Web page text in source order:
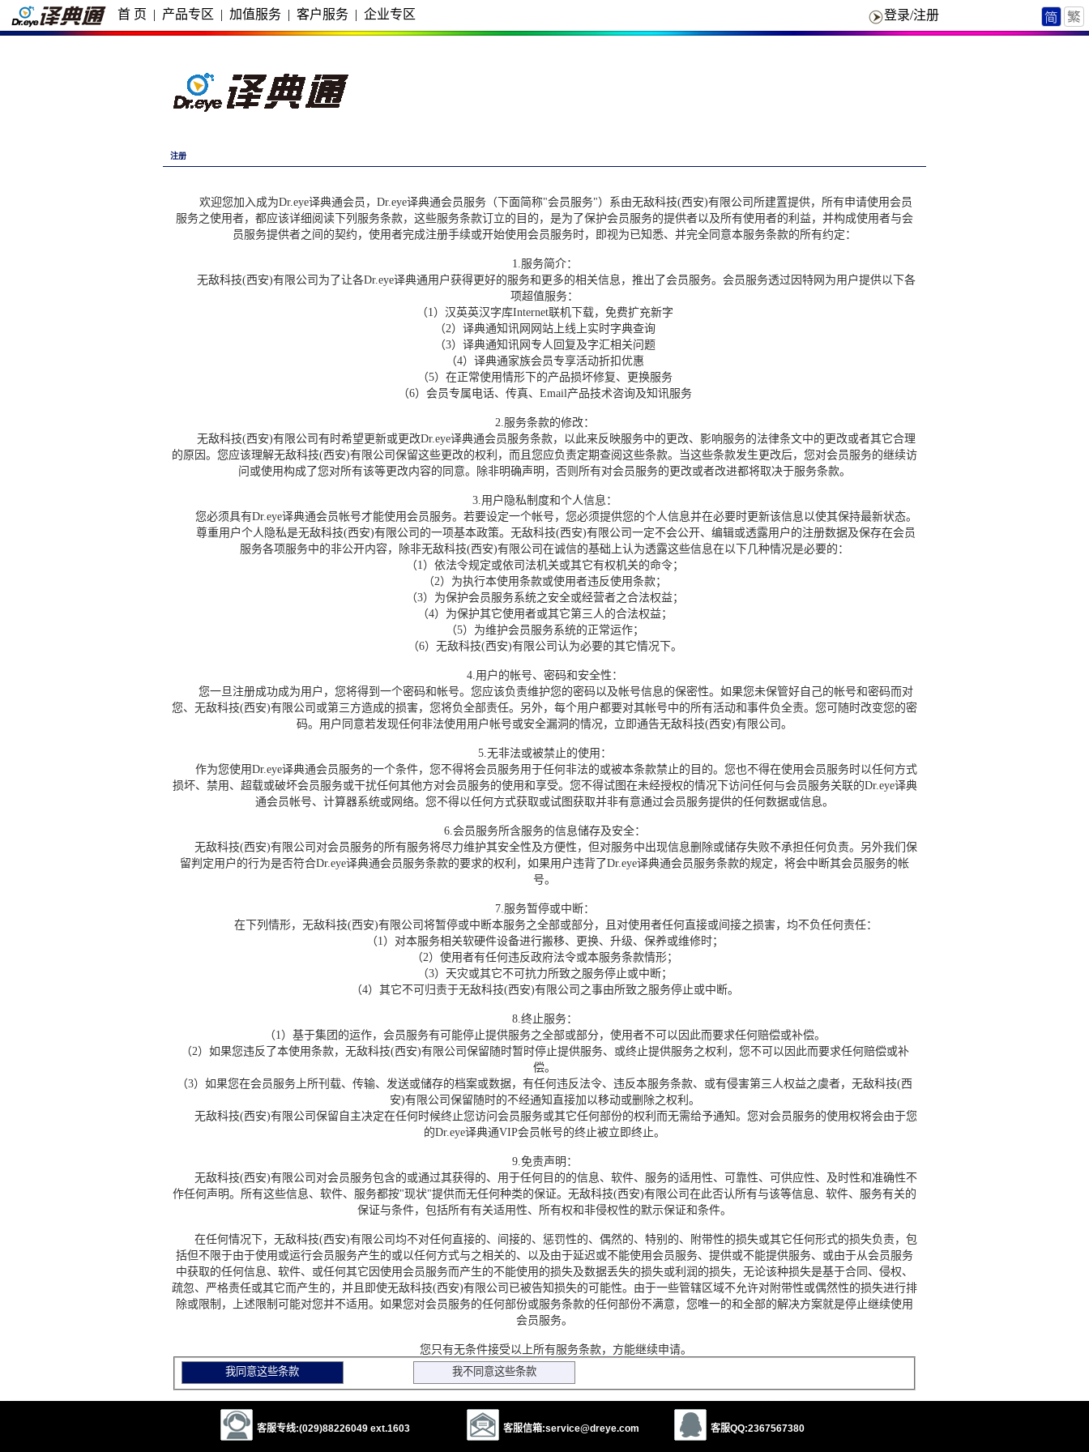
首 页 | 产品专区 | 加值服务 | 客户服务 | 企业专区 登录/注册
注册
欢迎您加入成为Dr.eye译典通会员，Dr.eye译典通会员服务（下面简称"会员服务"）系由无敌科技(西安)有限公司所建置提供，所有申请使用会员
服务之使用者，都应该详细阅读下列服务条款，这些服务条款订立的目的，是为了保护会员服务的提供者以及所有使用者的利益，并构成使用者与会
员服务提供者之间的契约，使用者完成注册手续或开始使用会员服务时，即视为已知悉、并完全同意本服务条款的所有约定：
1.服务简介：
无敌科技(西安)有限公司为了让各Dr.eye译典通用户获得更好的服务和更多的相关信息，推出了会员服务。会员服务透过因特网为用户提供以下各
项超值服务：
（1）汉英英汉字库Internet联机下载，免费扩充新字
（2）译典通知讯网网站上线上实时字典查询
（3）译典通知讯网专人回复及字汇相关问题
（4）译典通家族会员专享活动折扣优惠
（5）在正常使用情形下的产品损坏修复、更换服务
（6）会员专属电话、传真、Email产品技术咨询及知讯服务
2.服务条款的修改：
无敌科技(西安)有限公司有时希望更新或更改Dr.eye译典通会员服务条款，以此来反映服务中的更改、影响服务的法律条文中的更改或者其它合理
的原因。您应该理解无敌科技(西安)有限公司保留这些更改的权利，而且您应负责定期查阅这些条款。当这些条款发生更改后，您对会员服务的继续访
问或使用构成了您对所有该等更改内容的同意。除非明确声明，否则所有对会员服务的更改或者改进都将取决于服务条款。
3.用户隐私制度和个人信息：
您必须具有Dr.eye译典通会员帐号才能使用会员服务。若要设定一个帐号，您必须提供您的个人信息并在必要时更新该信息以使其保持最新状态。
尊重用户个人隐私是无敌科技(西安)有限公司的一项基本政策。无敌科技(西安)有限公司一定不会公开、编辑或透露用户的注册数据及保存在会员
服务各项服务中的非公开内容，除非无敌科技(西安)有限公司在诚信的基础上认为透露这些信息在以下几种情况是必要的：
（1）依法令规定或依司法机关或其它有权机关的命令；
（2）为执行本使用条款或使用者违反使用条款；
（3）为保护会员服务系统之安全或经营者之合法权益；
（4）为保护其它使用者或其它第三人的合法权益；
（5）为维护会员服务系统的正常运作；
（6）无敌科技(西安)有限公司认为必要的其它情况下。
4.用户的帐号、密码和安全性：
您一旦注册成功成为用户，您将得到一个密码和帐号。您应该负责维护您的密码以及帐号信息的保密性。如果您未保管好自己的帐号和密码而对
您、无敌科技(西安)有限公司或第三方造成的损害，您将负全部责任。另外，每个用户都要对其帐号中的所有活动和事件负全责。您可随时改变您的密
码。用户同意若发现任何非法使用用户帐号或安全漏洞的情况，立即通告无敌科技(西安)有限公司。
5.无非法或被禁止的使用：
作为您使用Dr.eye译典通会员服务的一个条件，您不得将会员服务用于任何非法的或被本条款禁止的目的。您也不得在使用会员服务时以任何方式
损坏、禁用、超载或破坏会员服务或干扰任何其他方对会员服务的使用和享受。您不得试图在未经授权的情况下访问任何与会员服务关联的Dr.eye译典
通会员帐号、计算器系统或网络。您不得以任何方式获取或试图获取并非有意通过会员服务提供的任何数据或信息。
6.会员服务所含服务的信息储存及安全：
无敌科技(西安)有限公司对会员服务的所有服务将尽力维护其安全性及方便性，但对服务中出现信息删除或储存失败不承担任何负责。另外我们保
留判定用户的行为是否符合Dr.eye译典通会员服务条款的要求的权利，如果用户违背了Dr.eye译典通会员服务条款的规定，将会中断其会员服务的帐
号。
7.服务暂停或中断：
在下列情形，无敌科技(西安)有限公司将暂停或中断本服务之全部或部分，且对使用者任何直接或间接之损害，均不负任何责任：
（1）对本服务相关软硬件设备进行搬移、更换、升级、保养或维修时；
（2）使用者有任何违反政府法令或本服务条款情形；
（3）天灾或其它不可抗力所致之服务停止或中断；
（4）其它不可归责于无敌科技(西安)有限公司之事由所致之服务停止或中断。
8.终止服务：
（1）基于集团的运作，会员服务有可能停止提供服务之全部或部分，使用者不可以因此而要求任何赔偿或补偿。
（2）如果您违反了本使用条款，无敌科技(西安)有限公司保留随时暂时停止提供服务、或终止提供服务之权利，您不可以因此而要求任何赔偿或补
偿。
（3）如果您在会员服务上所刊载、传输、发送或储存的档案或数据，有任何违反法令、违反本服务条款、或有侵害第三人权益之虞者，无敌科技(西
安)有限公司保留随时的不经通知直接加以移动或删除之权利。
无敌科技(西安)有限公司保留自主决定在任何时候终止您访问会员服务或其它任何部份的权利而无需给予通知。您对会员服务的使用权将会由于您
的Dr.eye译典通VIP会员帐号的终止被立即终止。
9.免责声明：
无敌科技(西安)有限公司对会员服务包含的或通过其获得的、用于任何目的的信息、软件、服务的适用性、可靠性、可供应性、及时性和准确性不
作任何声明。所有这些信息、软件、服务都按"现状"提供而无任何种类的保证。无敌科技(西安)有限公司在此否认所有与该等信息、软件、服务有关的
保证与条件，包括所有有关适用性、所有权和非侵权性的默示保证和条件。
在任何情况下，无敌科技(西安)有限公司均不对任何直接的、间接的、惩罚性的、偶然的、特别的、附带性的损失或其它任何形式的损失负责，包
括但不限于由于使用或运行会员服务产生的或以任何方式与之相关的、以及由于延迟或不能使用会员服务、提供或不能提供服务、或由于从会员服务
中获取的任何信息、软件、或任何其它因使用会员服务而产生的不能使用的损失及数据丢失的损失或利润的损失，无论该种损失是基于合同、侵权、
疏忽、严格责任或其它而产生的，并且即使无敌科技(西安)有限公司已被告知损失的可能性。由于一些管辖区域不允许对附带性或偶然性的损失进行排
除或限制，上述限制可能对您并不适用。如果您对会员服务的任何部份或服务条款的任何部份不满意，您唯一的和全部的解决方案就是停止继续使用
会员服务。
您只有无条件接受以上所有服务条款，方能继续申请。
客服专线:(029)88226049 ext.1603 客服信箱:service@dreye.com 客服QQ:2367567380